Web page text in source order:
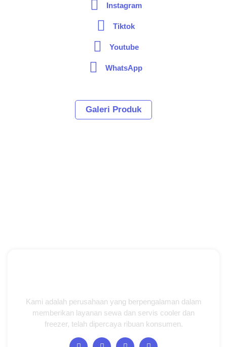
Instagram
Tiktok
Youtube
WhatsApp
Galeri Produk
Kami adalah perusahaan yang berpengalaman dalam
memberikan layanan sewa dan servis cooler dan
freezer, telah dipercaya ribuan konsumen.